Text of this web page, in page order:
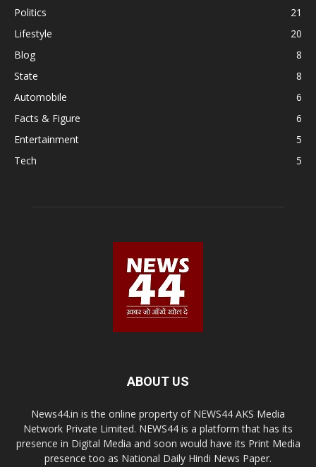
Politics
21
Lifestyle
20
Blog
8
State
8
Automobile
6
Facts & Figure
6
Entertainment
5
Tech
5
ABOUT US
News44.in is the online property of NEWS44 AKS Media
Network Private Limited. NEWS44 is a platform that has its
presence in Digital Media and soon would have its Print Media
presence too as National Daily Hindi News Paper.